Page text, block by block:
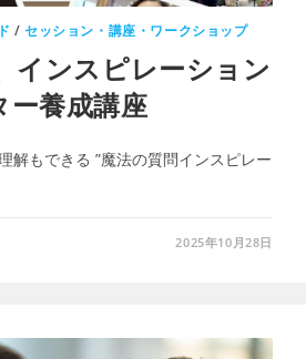
/セッション・講座・ワークショップ
インスピレーション
ー養成講座
解もできる ”魔法の質問インスピレー
2025年10月28日